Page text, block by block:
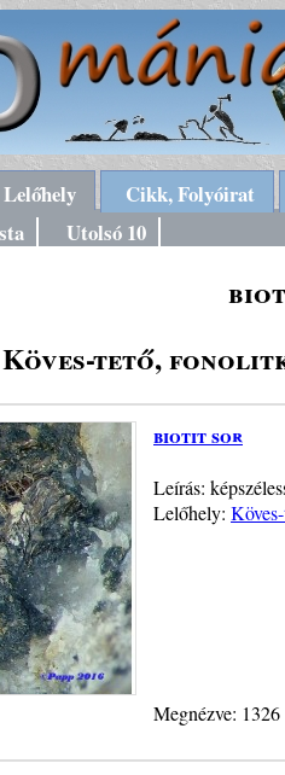
Lelőhely
Cikk, Folyóirat
Utolsó 10
Köves-tető,
biotit sor
Leírás:
Lelőhely:
Megnézve: